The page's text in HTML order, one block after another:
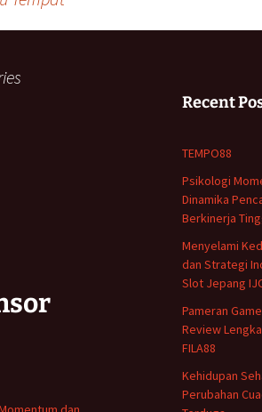
Recent
TEMPO88
Psikologi
Dinamika
Berkinerja
Menyelami
dan Strategi
Slot Jepang
Pameran
Review
FILA88
Kehidupan
Perubahan